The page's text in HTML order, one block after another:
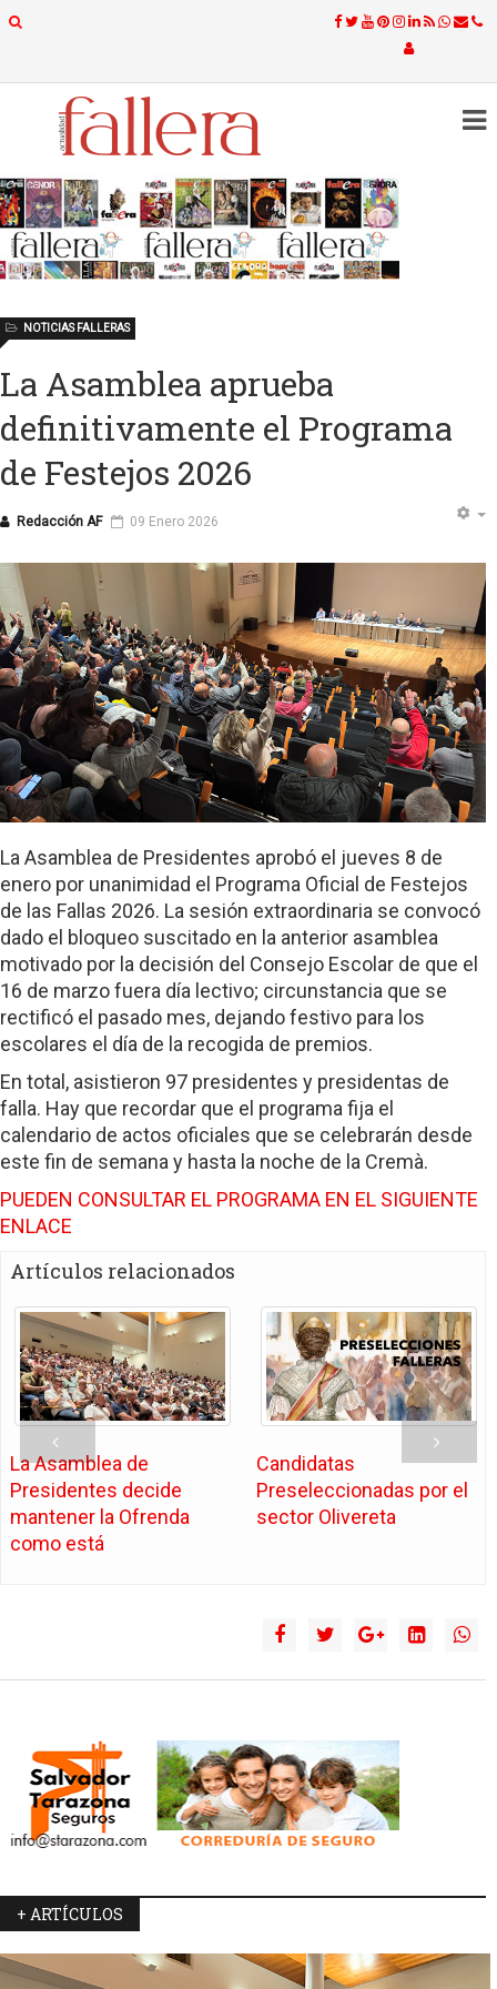
La Asamblea aprueba
definitivamente el Programa
de Festejos 2026
Redacción AF
NOTICIAS FALLERAS
09 Enero 2026
La Asamblea de Presidentes aprobó el jueves 8 de
enero por unanimidad el Programa Oficial de Festejos
de las Fallas 2026. La sesión extraordinaria se convocó
dado el bloqueo suscitado en la anterior asamblea
motivado por la decisión del Consejo Escolar de que el
16 de marzo fuera día lectivo; circunstancia que se
rectificó el pasado mes, dejando festivo para los
escolares el día de la recogida de premios.
En total, asistieron 97 presidentes y presidentas de
falla. Hay que recordar que el programa fija el
calendario de actos oficiales que se celebrarán desde
este fin de semana y hasta la noche de la Cremà.
PUEDEN CONSULTAR EL PROGRAMA EN EL SIGUIENTE
ENLACE
Artículos relacionados
La Asamblea de
Presidentes decide
mantener la Ofrenda
como está
Candidatas
Preseleccionadas por el
sector Olivereta
+ ARTÍCULOS